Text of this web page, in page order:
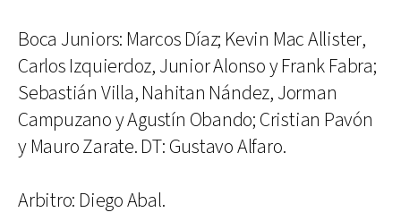
Boca Juniors: Marcos Díaz; Kevin Mac Allister,
Carlos Izquierdoz, Junior Alonso y Frank Fabra;
Sebastián Villa, Nahitan Nández, Jorman
Campuzano y Agustín Obando; Cristian Pavón
y Mauro Zarate. DT: Gustavo Alfaro.
Arbitro: Diego Abal.